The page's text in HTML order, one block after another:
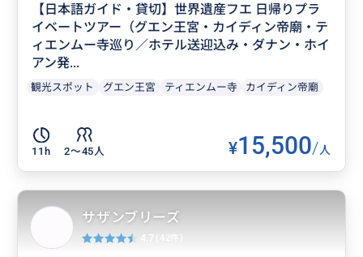
【日本語ガイド・貸切】世界遺産フエ 日帰りプラ
イベートツアー（グエン王宮・カイディン帝廟・テ
ィエンムー寺巡り／ホテル送迎込み・ダナン・ホイ
アン発...
観光スポット グエン王宮 ティエンムー寺 カイディン帝廟
11h 2〜45人 ¥15,500/人
サザンブリーズ
4.7 (42件)